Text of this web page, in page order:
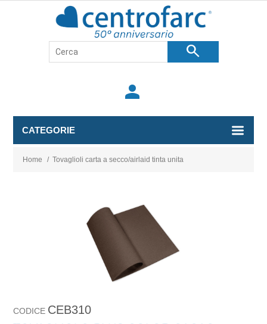
search
person
CATEGORIE
Home / Tovaglioli carta a secco/airlaid tinta unita
CODICE CEB310